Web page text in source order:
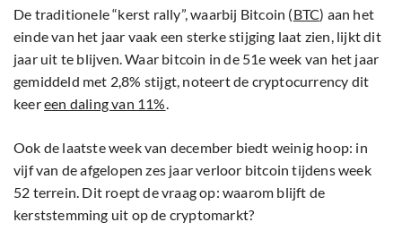
De traditionele “kerst rally”, waarbij Bitcoin (BTC) aan het
einde van het jaar vaak een sterke stijging laat zien, lijkt dit
jaar uit te blijven. Waar bitcoin in de 51e week van het jaar
gemiddeld met 2,8% stijgt, noteert de cryptocurrency dit
keereen daling van 11%.
Ook de laatste week van december biedt weinig hoop: in
vijf van de afgelopen zes jaar verloor bitcoin tijdens week
52 terrein. Dit roept de vraag op: waarom blijft de
kerststemming uit op de cryptomarkt?